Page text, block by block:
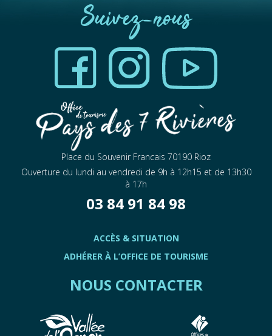
Suivez-nous
Place du Souvenir Francais 70190 Rioz
Ouverture du lundi au vendredi de 9h à 12h15 et de 13h30
à 17h
03 84 91 84 98
ACCÈS & SITUATION
ADHÉRER À L’OFFICE DE TOURISME
NOUS CONTACTER